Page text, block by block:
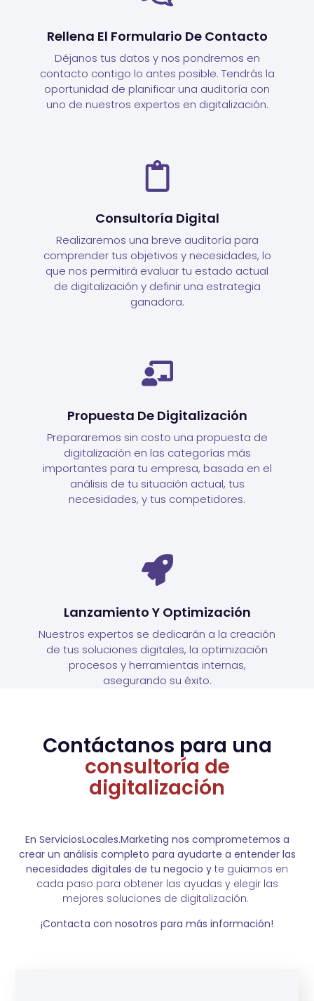
Rellena El Formulario De Contacto
Déjanos tus datos y nos pondremos en
contacto contigo lo antes posible. Tendrás la
oportunidad de planificar una auditoría con
uno de nuestros expertos en digitalización.
Consultoría Digital
Realizaremos una breve auditoría para
comprender tus objetivos y necesidades, lo
que nos permitirá evaluar tu estado actual
de digitalización y definir una estrategia
ganadora.
Propuesta De Digitalización
Prepararemos sin costo una propuesta de
digitalización en las categorías más
importantes para tu empresa, basada en el
análisis de tu situación actual, tus
necesidades, y tus competidores.
Lanzamiento Y Optimización
Nuestros expertos se dedicarán a la creación
de tus soluciones digitales, la optimización
procesos y herramientas internas,
asegurando su éxito.
Contáctanos para una
consultoría de
digitalización
En ServiciosLocales.Marketing nos comprometemos a
crear un análisis completo para ayudarte a entender las
necesidades digitales de tu negocio y te guiamos en
cada paso para obtener las ayudas y elegir las
mejores soluciones de digitalización.
¡Contacta con nosotros para más información!